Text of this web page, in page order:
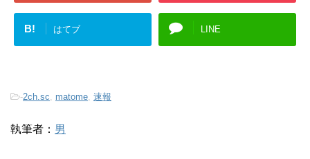
B! はてブ LINE
-2ch.sc matome 速報
執筆者： 男